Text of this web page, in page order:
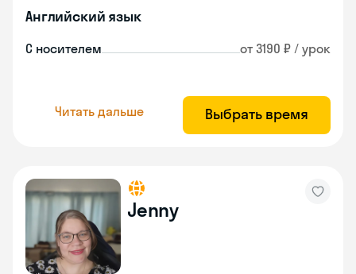
Английский язык
С носителем от 3190 ₽ / урок
Читать дальше Выбрать время
Jenny